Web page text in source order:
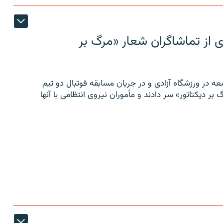
از تماشاگران شعار «مرگ بر
در ورزشگاه آزادی و در جریان مسابقه فوتبال دو تیم
دیکتاتور» سر دادند و مأموران نیروی انتظامی با آنها